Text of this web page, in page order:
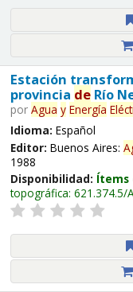
Estación
provincia deRío
por Agua y Energía
Idioma: Español
Editor: Buenos Aires:
1988
Disponibilidad: Ítems
topográfica: 621.374.5/